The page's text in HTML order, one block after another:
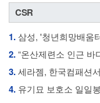
CSR
1.삼성, '청년희망배움
2.“온산제련소 인근
3.세라젬, 한국컴패션
4. 유기묘 보호소 일일